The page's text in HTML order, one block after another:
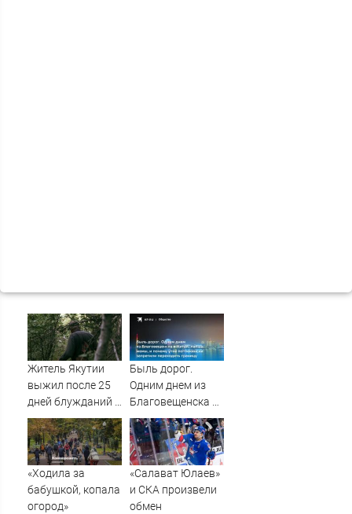
Житель Якутии
выжил после 25
дней блужданий в
тайге
Быль дорог.
Одним днем из
Благовещенска в
Китай, лапша,
мемы, и почему
утке по-пекински
запретили
переходить
границу
«Ходила за
бабушкой, копала
огород»
«Салават Юлаев»
и СКА произвели
обмен